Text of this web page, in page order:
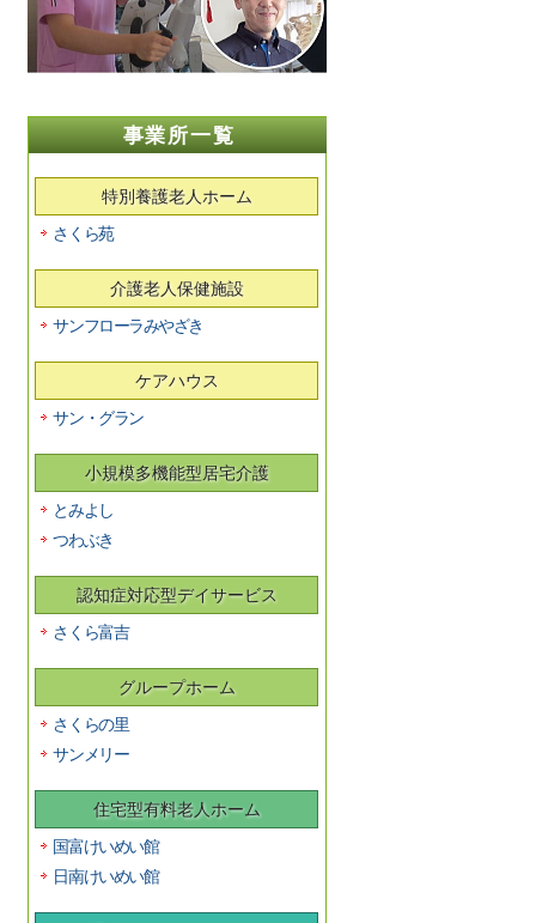
事業所一覧
特別養護老人ホーム
さくら苑
介護老人保健施設
サンフローラみやざき
ケアハウス
サン・グラン
小規模多機能型居宅介護
とみよし
つわぶき
認知症対応型デイサービス
さくら富吉
グループホーム
さくらの里
サンメリー
住宅型有料老人ホーム
国富けいめい館
日南けいめい館